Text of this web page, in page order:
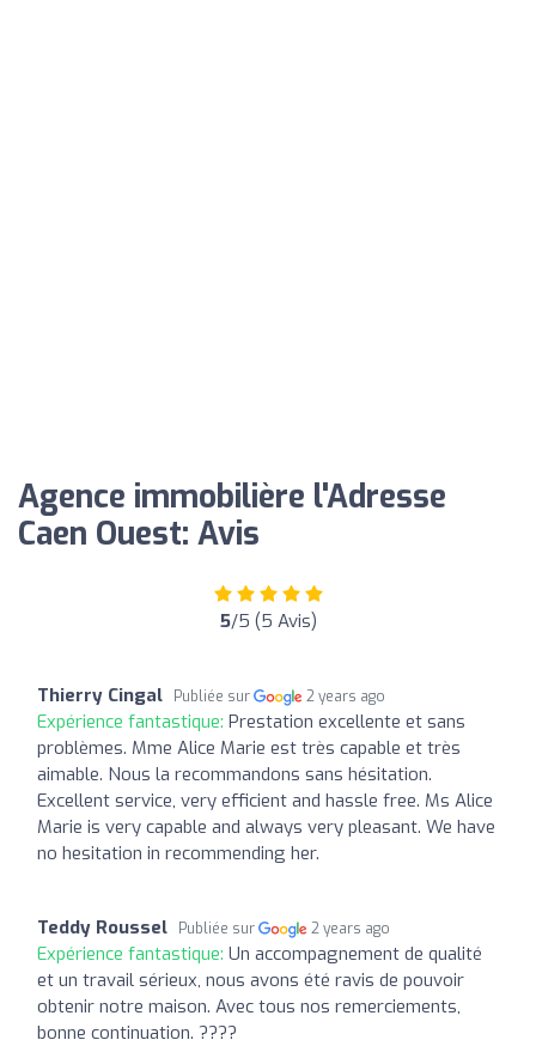
Agence immobilière l'Adresse
Caen Ouest: Avis
5/5 (5 Avis)
Thierry Cingal Publiée sur 2 years ago
Expérience fantastique: Prestation excellente et sans
problèmes. Mme Alice Marie est très capable et très
aimable. Nous la recommandons sans hésitation.
Excellent service, very efficient and hassle free. Ms Alice
Marie is very capable and always very pleasant. We have
no hesitation in recommending her.
Teddy Roussel Publiée sur 2 years ago
Expérience fantastique: Un accompagnement de qualité
et un travail sérieux, nous avons été ravis de pouvoir
obtenir notre maison. Avec tous nos remerciements,
bonne continuation. ????